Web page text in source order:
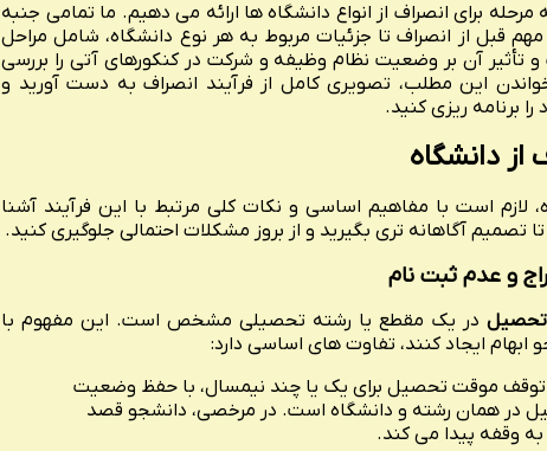
برای انصراف از انواع دانشگاه ها ارائه می دهیم. ما تمامی جنبه
قبل از انصراف تا جزئیات مربوط به هر نوع دانشگاه، شامل مراحل
و تأثیر آن بر وضعیت نظام وظیفه و شرکت در کنکورهای آتی را بررسی
این مطلب، تصویری کامل از فرآیند انصراف به دست آورید و
برنامه ریزی کنید.
دانشگاه
لازم است با مفاهیم اساسی و نکات کلی مرتبط با این فرآیند آشنا
آگاهانه تری بگیرید و از بروز مشکلات احتمالی جلوگیری کنید.
و عدم ثبت نام
تحصیلدر یک مقطع یا رشته تحصیلی مشخص است. این مفهوم با
ایجاد کنند، تفاوت های اساسی دارد:
موقت تحصیل برای یک یا چند نیمسال، با حفظ وضعیت
در همان رشته و دانشگاه است. در مرخصی، دانشجو قصد
به وقفه پیدا می کند.